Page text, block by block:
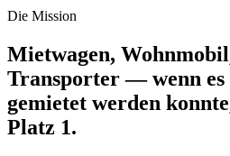
Die Mission
Mietwagen,
Transporter — wenn es
gemietet werden
Platz 1.